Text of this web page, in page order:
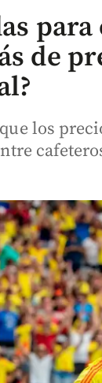
de
los